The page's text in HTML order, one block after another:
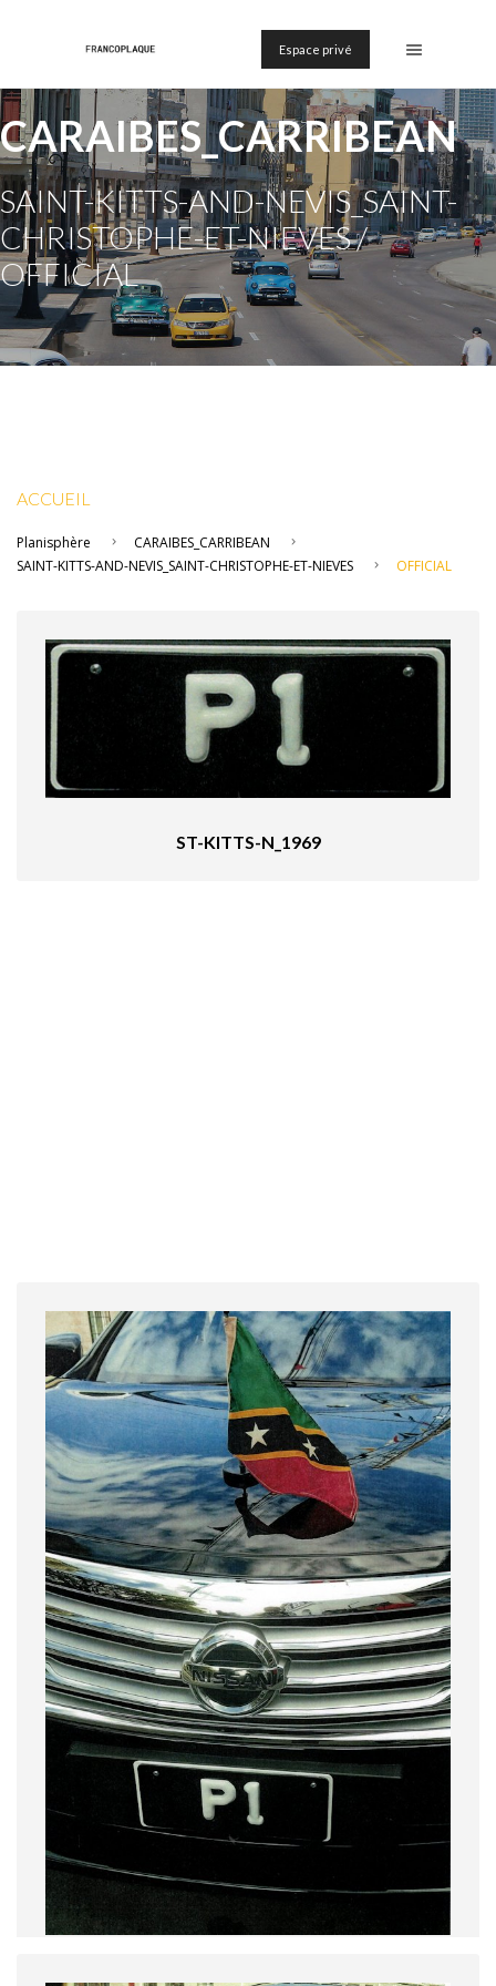
Espace privé
CARAIBES_CARRIBEAN
SAINT-KITTS-AND-NEVIS_SAINT-
CHRISTOPHE-ET-NIEVES /
OFFICIAL
ACCUEIL
Planisphère
CARAIBES_CARRIBEAN
SAINT-KITTS-AND-NEVIS_SAINT-CHRISTOPHE-ET-NIEVES
OFFICIAL
ST-KITTS-N_1969
ST-KITTS-N_1969